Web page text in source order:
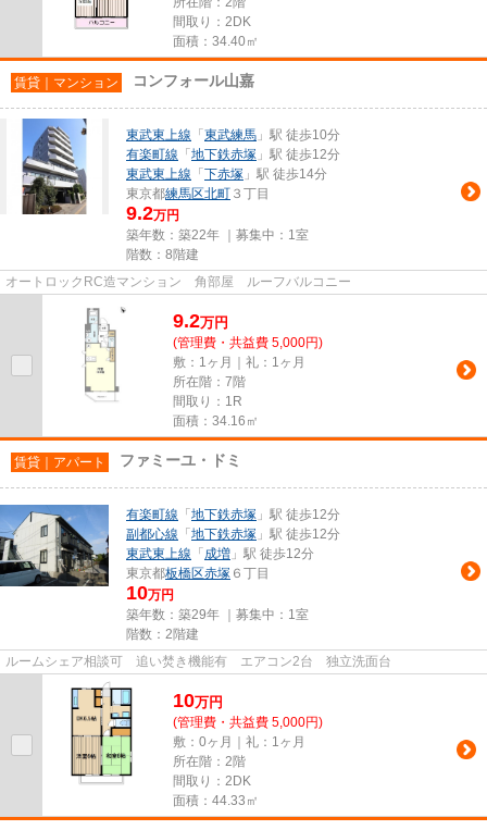
間取り：2DK
面積：34.40㎡
賃貸｜マンション コンフォール山嘉
東武東上線 「 東武練馬 」駅 徒歩10分
有楽町線 「 地下鉄赤塚 」駅 徒歩12分
東武東上線 「 下赤塚 」駅 徒歩14分
東京都練馬区北町 ３丁目
9.2万円
築年数：築22年 ｜募集中： 1室
階数：8階建
オートロックRC造マンション 角部屋 ルーフバルコニー
9.2万円
(管理費・共益費 5,000円)
敷：1ヶ月｜礼：1ヶ月
所在階：7階
間取り：1R
面積：34.16㎡
賃貸｜アパート ファミーユ・ドミ
有楽町線 「 地下鉄赤塚 」駅 徒歩12分
副都心線 「 地下鉄赤塚 」駅 徒歩12分
東武東上線 「 成増 」駅 徒歩12分
東京都板橋区赤塚 ６丁目
10万円
築年数：築29年 ｜募集中： 1室
階数：2階建
ルームシェア相談可 追い焚き機能有 エアコン2台 独立洗面台
10万円
(管理費・共益費 5,000円)
敷：0ヶ月｜礼：1ヶ月
所在階：2階
間取り：2DK
面積：44.33㎡